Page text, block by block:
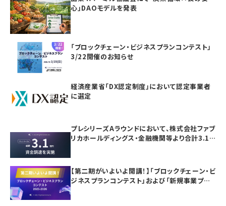
心」DAOモデルを発表
「ブロックチェーン・ビジネスプランコンテスト」
3/22開催のお知らせ
経済産業省「DX認定制度」において認定事業者
に選定
プレシリーズAラウンドにおいて、株式会社ファブ
リカホールディングス・金融機関等より合計3.1
【第二期がいよいよ開講！】「ブロックチェーン・ビ
ジネスプランコンテスト」および「新規事業プラ